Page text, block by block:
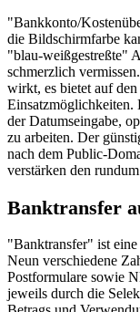
"Bankkonto/
die Bildschirmfarbe
"blau-weißgestreßte"
schmerzlich
wirkt, es bietet auf
Einsatzmöglichkeiten.
der Datumseingabe,
zu arbeiten. Der
nach dem Public-
verstärken den
Banktransfer
"Banktransfer" ist
Neun verschiedene
Postformulare sowie
jeweils durch die